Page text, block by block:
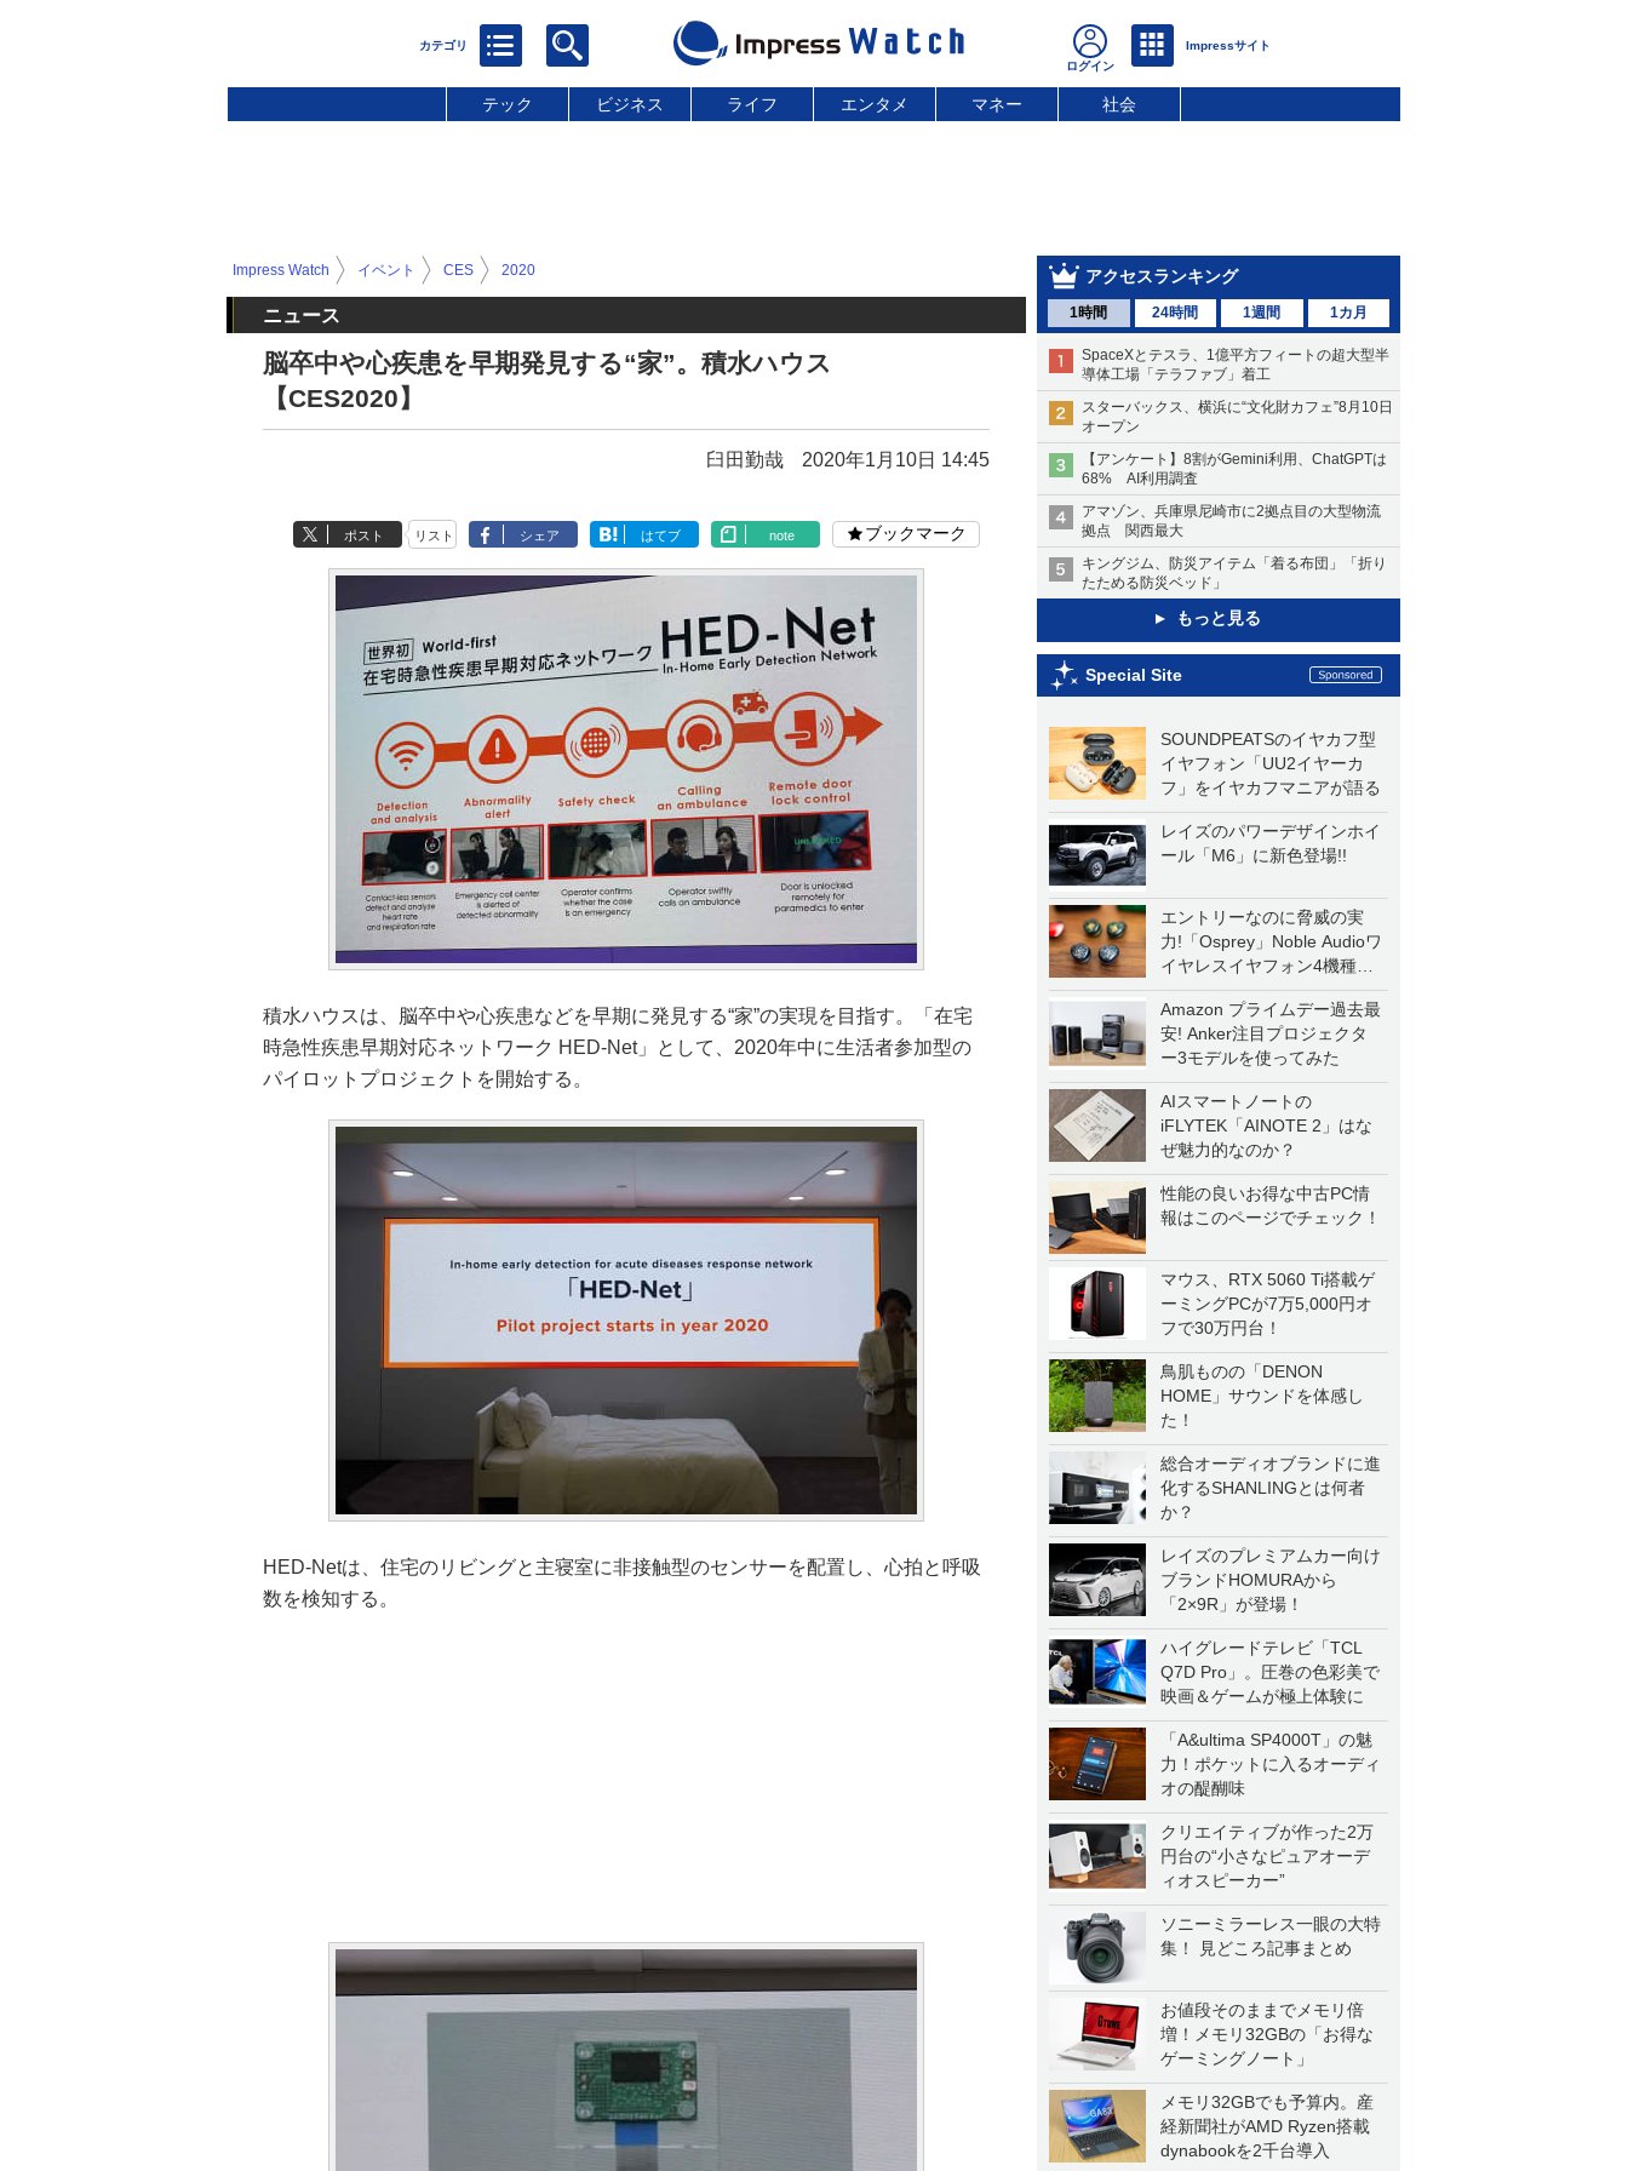
テック ビジネス ライフ エンタメ マネー 社会
アクセスランキング
1時間 24時間 1週間 1カ月
SpaceXとテスラ、1億平方フィートの超大型半
導体工場「テラファブ」着工
スターバックス、横浜に“文化財カフェ”8月10日
オープン
【アンケート】8割がGemini利用、ChatGPTは
68% AI利用調査
アマゾン、兵庫県尼崎市に2拠点目の大型物流
拠点 関西最大
キングジム、防災アイテム「着る布団」「折り
たためる防災ベッド」
もっと見る
Special Site
SOUNDPEATSのイヤカフ型
イヤフォン「UU2イヤーカ
フ」をイヤカフマニアが語る
レイズのパワーデザインホイ
ール「M6」に新色登場!!
エントリーなのに脅威の実
力!「Osprey」Noble Audioワ
イヤレスイヤフォン4機種を
一気に聴く
Amazon プライムデー過去最
安! Anker注目プロジェクタ
ー3モデルを使ってみた
AIスマートノートの
iFLYTEK「AINOTE 2」はな
ぜ魅力的なのか？
性能の良いお得な中古PC情
報はこのページでチェック！
マウス、RTX 5060 Ti搭載ゲ
ーミングPCが7万5,000円オ
フで30万円台！
鳥肌ものの「DENON
HOME」サウンドを体感し
た！
総合オーディオブランドに進
化するSHANLINGとは何者
か？
レイズのプレミアムカー向け
ブランドHOMURAから
「2×9R」が登場！
ハイグレードテレビ「TCL
Q7D Pro」。圧巻の色彩美で
映画＆ゲームが極上体験に
「A&ultima SP4000T」の魅
力！ポケットに入るオーディ
オの醍醐味
クリエイティブが作った2万
円台の“小さなピュアオーデ
ィオスピーカー”
ソニーミラーレス一眼の大特
集！ 見どころ記事まとめ
お値段そのままでメモリ倍
増！メモリ32GBの「お得な
ゲーミングノート」
メモリ32GBでも予算内。産
経新聞社がAMD Ryzen搭載
dynabookを2千台導入
Impress Watch イベント CES 2020
ニュース
脳卒中や心疾患を早期発見する“家”。積水ハウス
【CES2020】
臼田勤哉 2020年1月10日 14:45
ポスト リスト シェア はてブ note ブックマーク
積水ハウスは、脳卒中や心疾患などを早期に発見する“家”の実現を目指す。「在宅
時急性疾患早期対応ネットワーク HED-Net」として、2020年中に生活者参加型の
パイロットプロジェクトを開始する。
HED-Netは、住宅のリビングと主寝室に非接触型のセンサーを配置し、心拍と呼吸
数を検知する。